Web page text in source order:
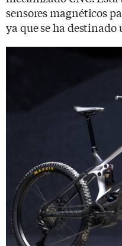
sensores magnéticos
ya que se ha destinado